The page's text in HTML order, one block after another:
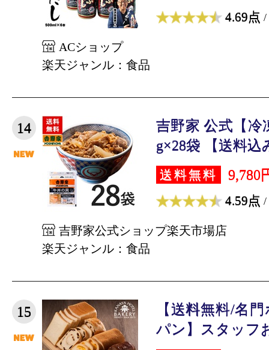
4.69点 /
ACショップ
楽天ジャンル：食品
14
吉野家 公式【冷
g×28袋 【送料込
送料無料 9,780
4.59点 /
吉野家公式ショップ楽天市場店
楽天ジャンル：食品
15
【送料無料/名
パン】スタッフ